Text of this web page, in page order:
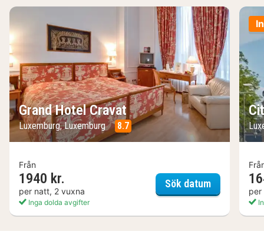
Grand Hotel Cravat
Luxemburg, Luxemburg 8.7
Från
1940 kr.
per natt, 2 vuxna
Inga dolda avgifter
Sök datumGrand
per